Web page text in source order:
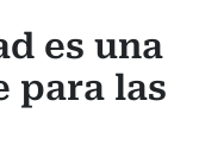
es una
para las